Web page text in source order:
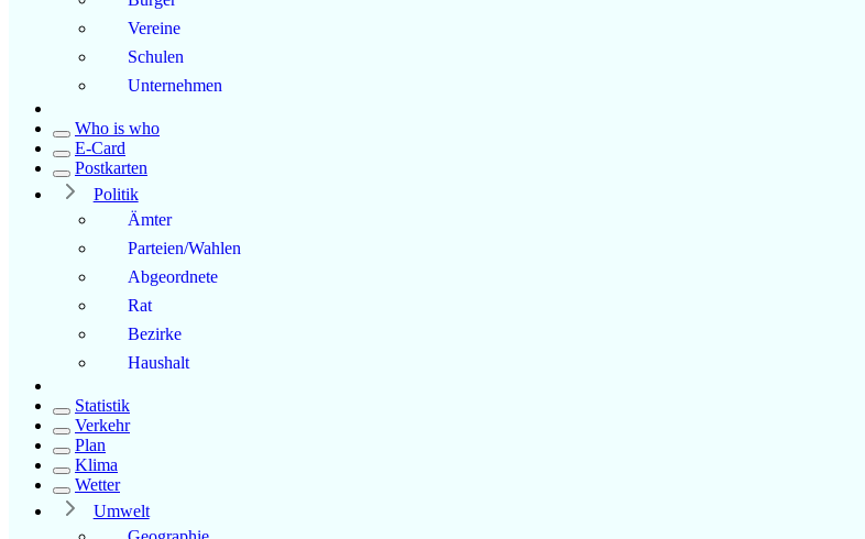
Vereine
Schulen
Unternehmen
Who is who
E-Card
Postkarten
Politik
Ämter
Parteien/Wahlen
Abgeordnete
Rat
Bezirke
Haushalt
Statistik
Verkehr
Plan
Klima
Wetter
Umwelt